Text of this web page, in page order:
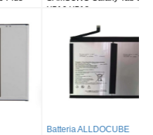
Batteria ALLDOCUBE